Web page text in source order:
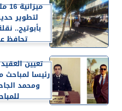
لتطوير
بأبوتيج..
تحافظ
تعيين
رئيسا لمباحث
ومحمد